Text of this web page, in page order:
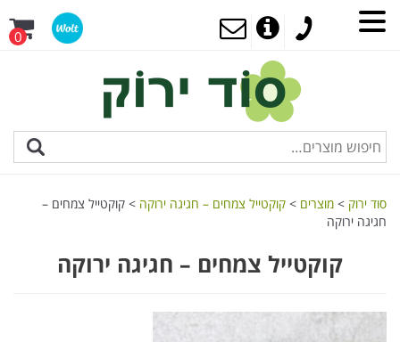
0
סוד ירוק > מוצרים > קוקטייל צמחים – חגיגה ירוקה > קוקטייל צמחים –
חגיגה ירוקה
קוקטייל צמחים – חגיגה ירוקה